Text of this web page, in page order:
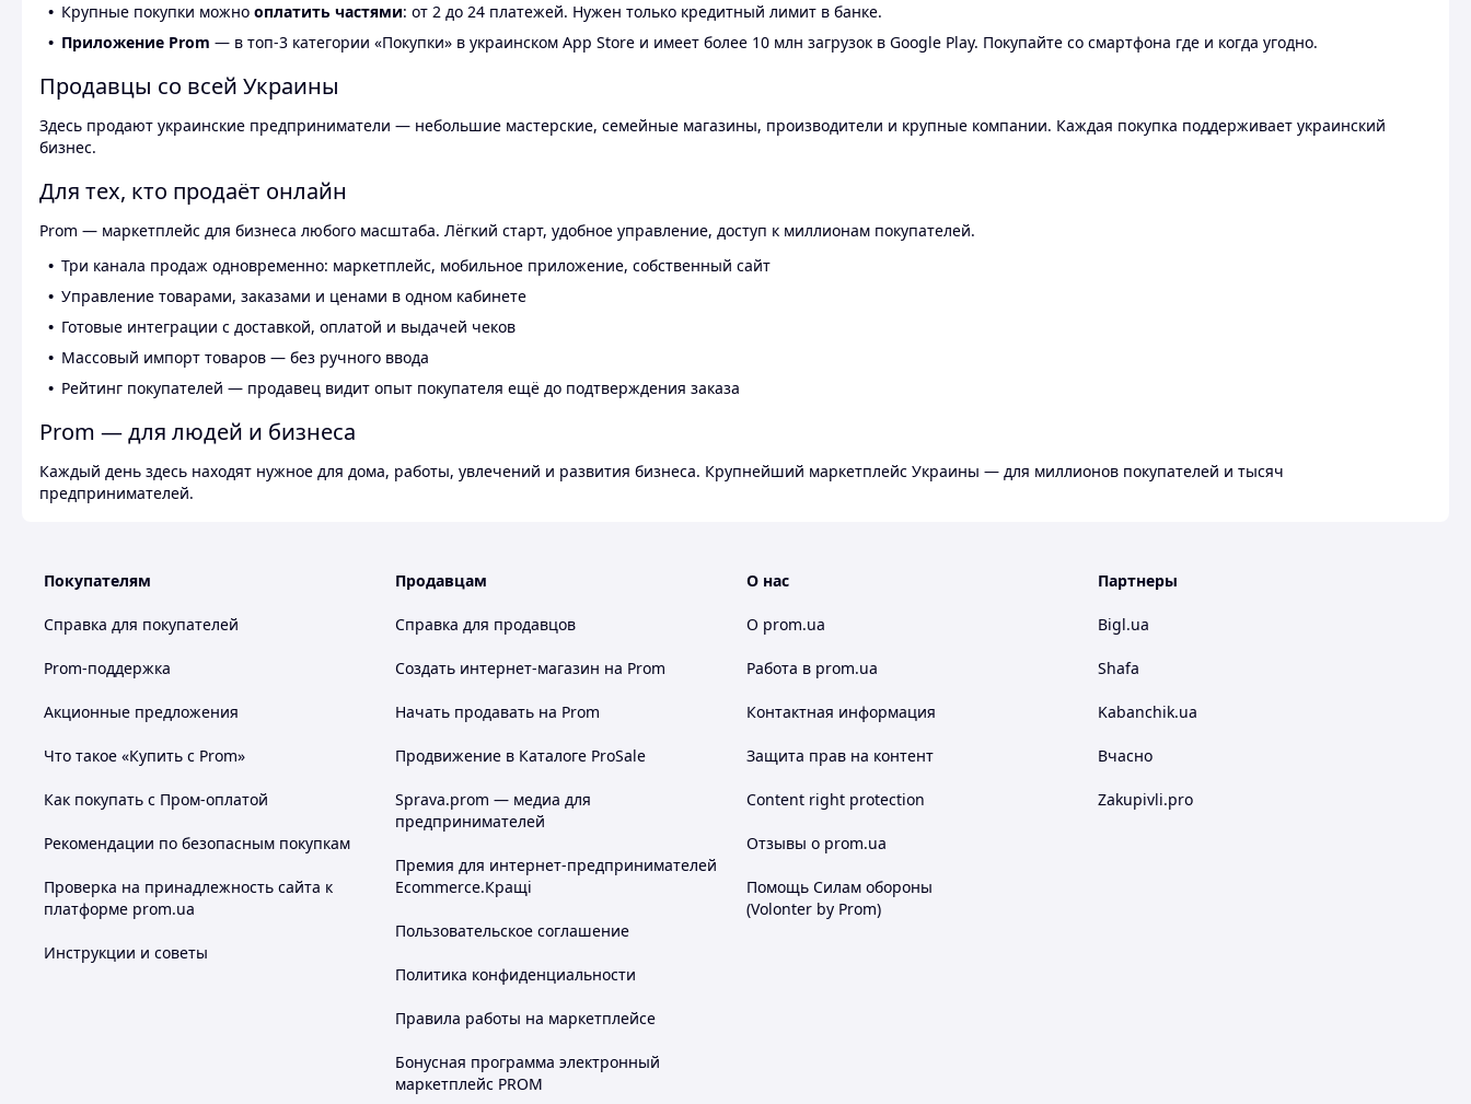
Крупные покупки можно оплатить частями: от 2 до 24 платежей. Нужен только кредитный лимит в банке.
Приложение Prom — в топ-3 категории «Покупки» в украинском App Store и имеет более 10 млн загрузок в Google Play. Покупайте со смартфона где и когда угодно.
Продавцы со всей Украины
Здесь продают украинские предприниматели — небольшие мастерские, семейные магазины, производители и крупные компании. Каждая покупка поддерживает украинский
бизнес.
Для тех, кто продаёт онлайн
Prom — маркетплейс для бизнеса любого масштаба. Лёгкий старт, удобное управление, доступ к миллионам покупателей.
Три канала продаж одновременно: маркетплейс, мобильное приложение, собственный сайт
Управление товарами, заказами и ценами в одном кабинете
Готовые интеграции с доставкой, оплатой и выдачей чеков
Массовый импорт товаров — без ручного ввода
Рейтинг покупателей — продавец видит опыт покупателя ещё до подтверждения заказа
Prom — для людей и бизнеса
Каждый день здесь находят нужное для дома, работы, увлечений и развития бизнеса. Крупнейший маркетплейс Украины — для миллионов покупателей и тысяч
предпринимателей.
Покупателям
Справка для покупателей
Prom-поддержка
Акционные предложения
Что такое «Купить с Prom»
Как покупать с Пром-оплатой
Рекомендации по безопасным покупкам
Проверка на принадлежность сайта к
платформе prom.ua
Инструкции и советы
Продавцам
Справка для продавцов
Создать интернет-магазин на Prom
Начать продавать на Prom
Продвижение в Каталоге ProSale
Sprava.prom — медиа для
предпринимателей
Премия для интернет-предпринимателей
Ecommerce.Кращі
Пользовательское соглашение
Политика конфиденциальности
Правила работы на маркетплейсе
Бонусная программа электронный
маркетплейс PROM
О нас
О prom.ua
Работа в prom.ua
Контактная информация
Защита прав на контент
Content right protection
Отзывы о prom.ua
Помощь Силам обороны
(Volonter by Prom)
Партнеры
Bigl.ua
Shafa
Kabanchik.ua
Вчасно
Zakupivli.pro